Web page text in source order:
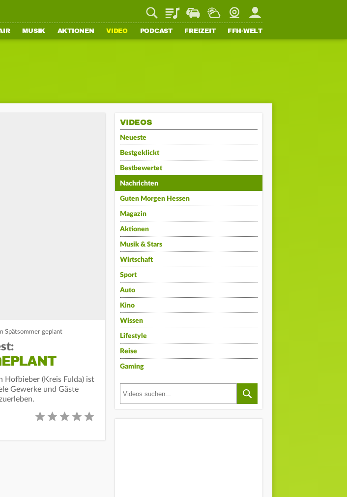
PlaylistStaupilotWetterWebcamMein FFH
MUSIK AKTIONEN VIDEO PODCAST FREIZEIT FFH-WELT
Spätsommer geplant
Hofbieber (Kreis Fulda) ist
Gewerke und Gäste
VIDEOS
Neueste
Bestgeklickt
Bestbewertet
Nachrichten
Guten Morgen Hessen
Magazin
Aktionen
Musik & Stars
Wirtschaft
Sport
Auto
Kino
Wissen
Lifestyle
Reise
Gaming